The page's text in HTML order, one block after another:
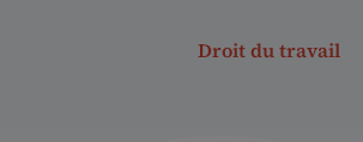
Droit du travail